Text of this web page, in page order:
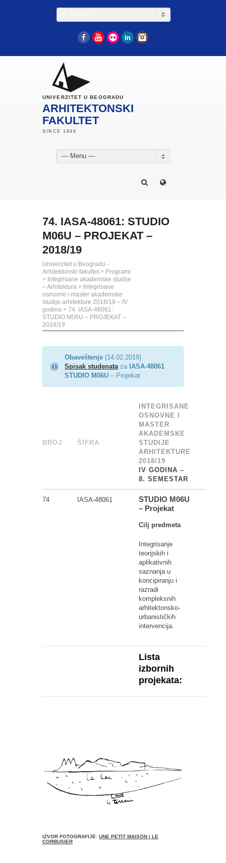
FacebookYouTube
Flickr LinkedIn
UNIVERZITET U BEOGRADU
ARHITEKTONSKI
FAKULTET
— Menu —
74. IASA-48061: STUDIO
M06U – PROJEKAT –
2018/19
Univerzitet u Beogradu -
Arhitektonski fakultet > Programi
> Integrisane akademske studije
– Arhitektura > Integrisane
osnovne i master akademske
studije arhitekture 2018/19 – IV
godina > 74. IASA-48061:
STUDIO M06U – PROJEKAT –
2018/19
Obaveštenje (14.02.2019)
Spisak studenataza IASA-48061
STUDIO M06U – Projekat
BROJ ŠIFRA
INTEGRISANE
OSNOVNE I
MASTER
AKADEMSKE
STUDIJE
ARHITEKTURE
2018/19
IV GODINA –
8. SEMESTAR
74 IASA-48061
STUDIO M06U
– Projekat
Cilj predmeta
Integrisanje
teorijskih i
aplikativnih
saznanja u
koncipiranju i
razradi
kompleksnih
arhitektonsko-
urbanističkih
intervencija.
Lista
izbornih
projekata:
IZVOR FOTOGRAFIJE: UNE PETIT MAISON | LE
CORBUSIER